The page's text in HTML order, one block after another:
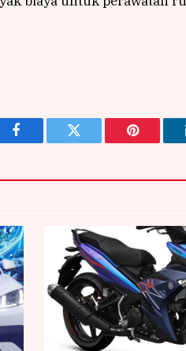
Facebook Twitter Pinterest